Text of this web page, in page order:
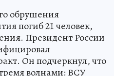
обрушения
погиб 21 человек,
Президент России
Он подчеркнул, что
волнами: ВСУ